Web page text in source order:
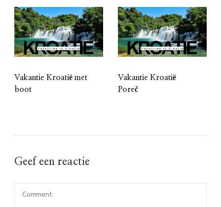
Vakantie Kroatië met
boot
Vakantie Kroatië
Poreč
Geef een reactie